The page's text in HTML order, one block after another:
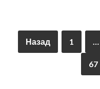
Назад 1 …
67